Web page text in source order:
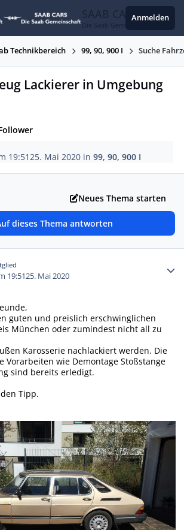
SAAB CARS
Die Saab Gemeinschaft
Anmelden
Technikbereich 99, 90, 900 I Suche
Lackierer in Umgebung
19:51 25. Mai 2020 in99, 90, 900 I
Neues Thema starten
dieses Thema antworten
19:5125. Mai 2020
guten und preislich erschwinglichen
München oder zumindest nicht all zu
Karosserie nachlackiert werden. Die
Vorarbeiten wie Demontage Stoßstange
sind bereits erledigt.
Tipp.